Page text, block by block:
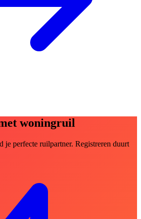
woningruil
je perfecte ruilpartner. Registreren duurt